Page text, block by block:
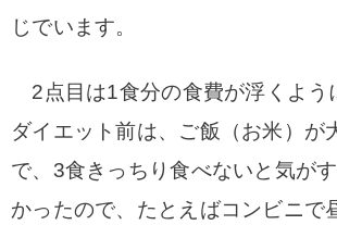
じでいます。
2点目は1食分の食費が浮くよう
ダイエット前は、ご飯（お米）が
で、3食きっちり食べないと気が
かったので、たとえばコンビニで